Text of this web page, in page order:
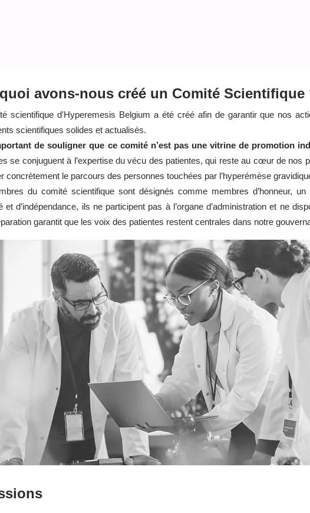
avons-nous créé un Comité Scientifique
scientifique d'Hyperemesis Belgium a été créé afin de garantir que nos
scientifiques solides et actualisés.
de souligner que ce comité n’est pas une vitrine de promotion
se conjuguent à l’expertise du vécu des patientes, qui reste au cœur de nos
concrètement le parcours des personnes touchées par l’hyperémèse
du comité scientifique sont désignés comme membres d’honneur,
et d’indépendance, ils ne participent pas à l’organe d’administration et ne
garantit que les voix des patientes restent centrales dans notre